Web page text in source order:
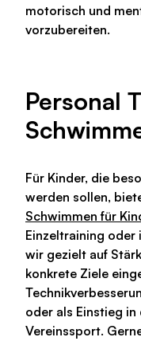
motorisch und
vorzubereiten.
Personal
Für Kinder, die
werden sollen,
Schwimmen für
Einzeltraining oder
wir gezielt auf
konkrete Ziele
oder als Einstieg
Vereinssport.